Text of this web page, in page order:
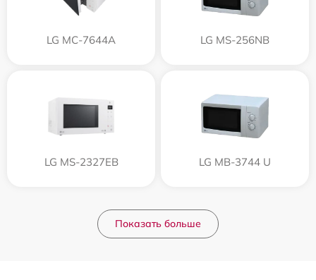
LG MC-7644A LG MS-256NB
LG MS-2327EB LG MB-3744 U
Показать больше